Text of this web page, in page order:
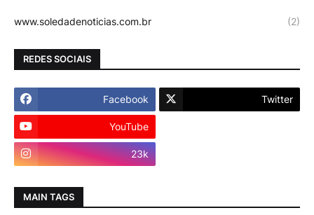
www.soledadenoticias.com.br (2)
REDES SOCIAIS
Facebook Twitter
YouTube
23k
MAIN TAGS